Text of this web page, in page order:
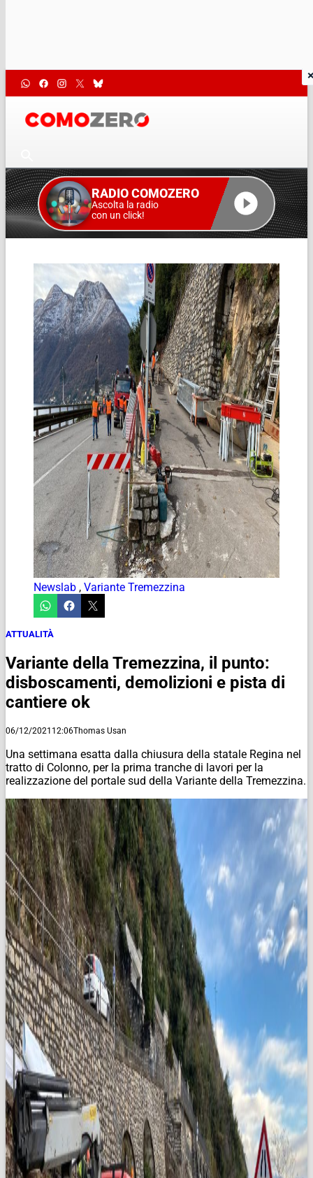
RADIO COMOZERO
Ascolta la radio
con un click!
Newslab , Variante Tremezzina
ATTUALITÀ
Variante della Tremezzina, il punto:
disboscamenti, demolizioni e pista di
cantiere ok
06/12/2021 12:06Thomas Usan
Una settimana esatta dalla chiusura della statale Regina nel
tratto di Colonno, per la prima tranche di lavori per la
realizzazione del portale sud della Variante della Tremezzina.